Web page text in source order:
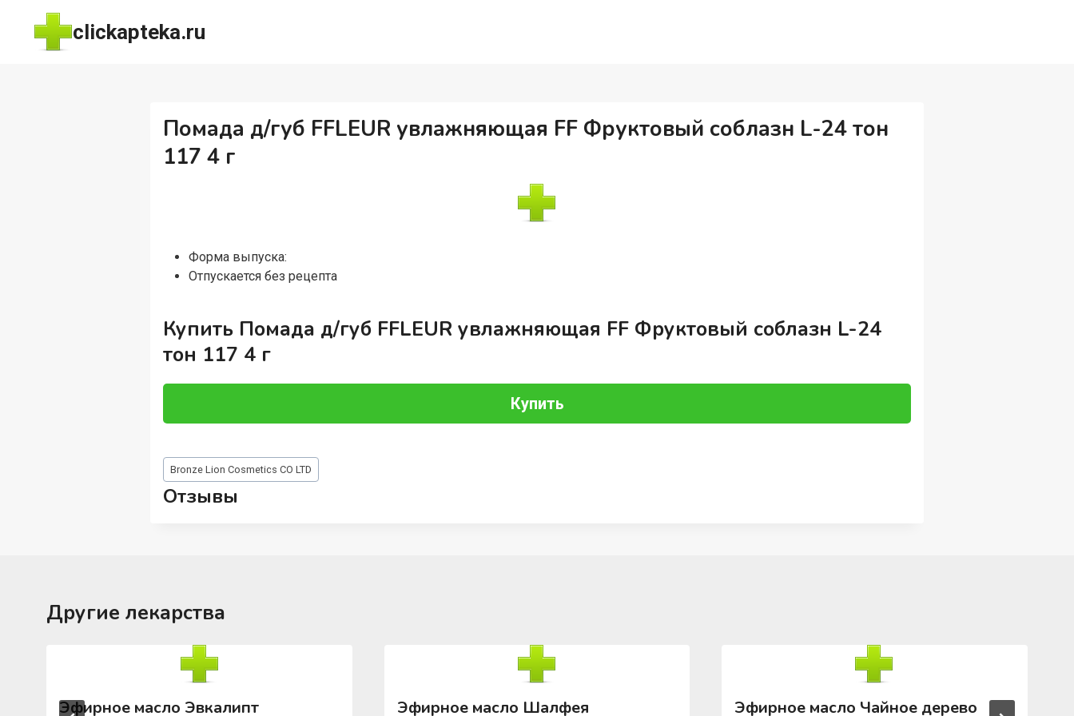
Перейти
содержимому
clickapteka.ru
Помада д/губ FFLEUR увлажняющая FF Фруктовый соблазн L-24 тон
117 4 г
Форма выпуска:
Отпускается без рецепта
Купить Помада д/губ FFLEUR увлажняющая FF Фруктовый соблазн L-24
тон 117 4 г
Купить
Метки
записи:
Bronze Lion Cosmetics CO LTD
Отзывы
Другие лекарства
Эфирное масло Эвкалипт Эфирное масло Шалфея Эфирное масло Чайное дерево